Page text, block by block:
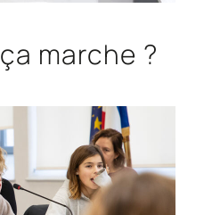
ça marche ?